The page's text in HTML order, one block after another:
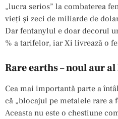
„lucra serios” la combaterea
vieți și zeci de miliarde de
Dar fentanylul e doar decorul
% a tarifelor, iar Xi livrează o
Rare earths – noul aur
Cea mai importantă parte a
că „blocajul pe metalele rare a
Aceasta nu este o chestiune